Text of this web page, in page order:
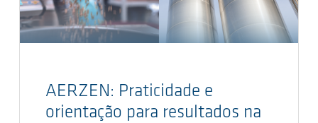
AERZEN: Praticidade e
orientação para resultados na